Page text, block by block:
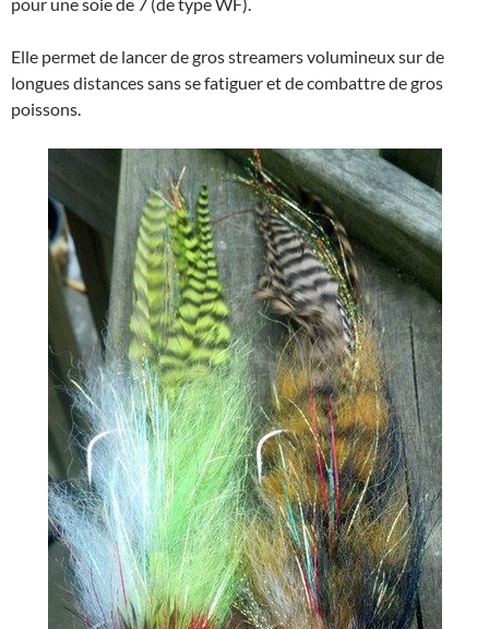
Elle permet de lancer de gros streamers volumineux sur de
longues distances sans se fatiguer et de combattre de gros
poissons.